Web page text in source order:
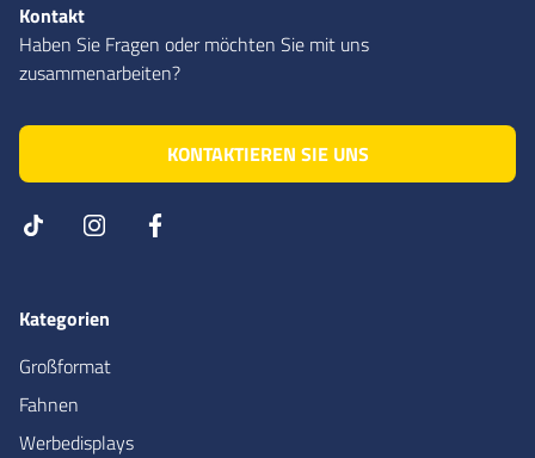
Kontakt
Haben Sie Fragen oder möchten Sie mit uns
zusammenarbeiten?
KONTAKTIEREN SIE UNS
Kategorien
Großformat
Fahnen
Werbedisplays